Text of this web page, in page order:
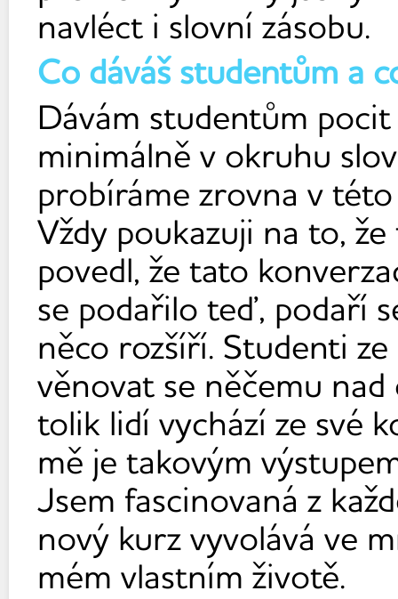
navléct i slovní zásobu.
Co dáváš studentům a
Dávám studentům
minimálně v okruhu
probíráme zrovna v
Vždy poukazuji na to,
povedl, že tato
se podařilo teď, podaří
něco rozšíří. Studenti
věnovat se něčemu
tolik lidí vychází ze své
mě je takovým
Jsem fascinovaná z
nový kurz vyvolává ve
mém vlastním životě.